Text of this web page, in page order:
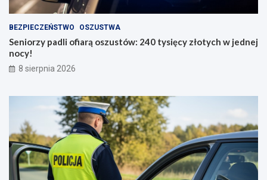
BEZPIECZEŃSTWO OSZUSTWA
Seniorzy padli ofiarą oszustów: 240 tysięcy złotych w jednej
nocy!
8 sierpnia 2026